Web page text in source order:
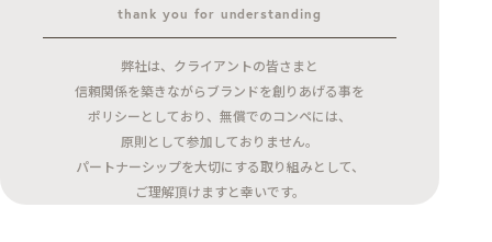
thank you for understanding
弊社は、クライアントの皆さまと
信頼関係を築きながらブランドを創りあげる事を
ポリシーとしており、無償でのコンペには、
原則として参加しておりません。
パートナーシップを大切にする取り組みとして、
ご理解頂けますと幸いです。